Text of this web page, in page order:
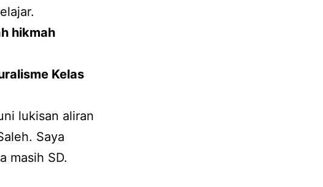
hikmah
Kelas
lukisan aliran
Saya
masih SD.